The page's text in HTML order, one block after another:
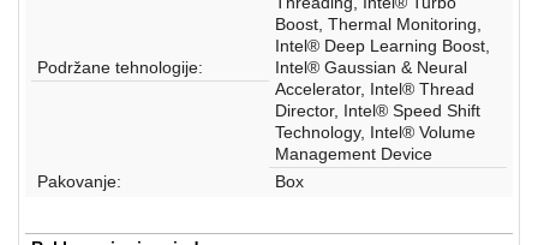
Podržane tehnologije:
Boost, Thermal Monitoring,
Intel® Deep Learning Boost,
Intel® Gaussian & Neural
Accelerator, Intel® Thread
Director, Intel® Speed Shift
Technology, Intel® Volume
Management Device
Pakovanje:
Box